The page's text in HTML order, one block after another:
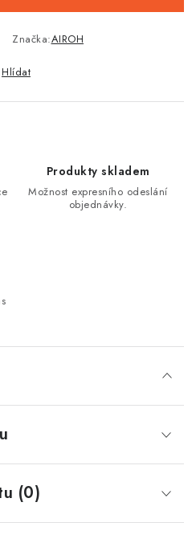
Značka:AIROH
Hlídat
Produkty skladem
Možnost expresního odeslání
objednávky.
(0)